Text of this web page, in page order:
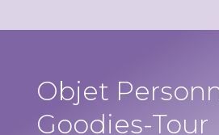
Objet
Goodies-Tour